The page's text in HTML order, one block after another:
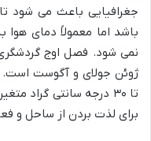
جغرافیایی باعث می شود
باشد اما معمولاً دمای هوا
نمی شود. فصل اوج
تا ۳۰ درجه سانتی گراد
برای لذت بردن از ساحل و